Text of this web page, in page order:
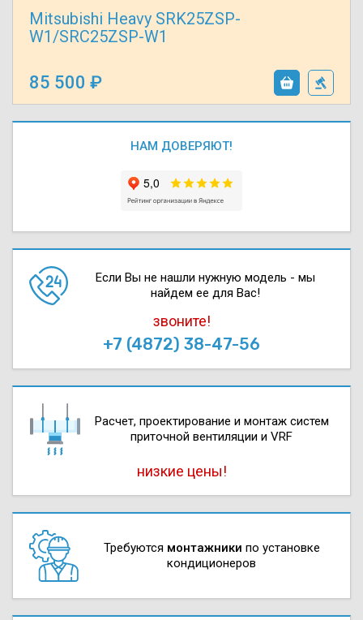
Mitsubishi Heavy SRK25ZSP-
W1/SRC25ZSP-W1
85 500
НАМ ДОВЕРЯЮТ!
Если Вы не нашли нужную модель - мы
найдем ее для Вас!
звоните!
+7 (4872) 38-47-56
Расчет, проектирова­ние и монтаж систем
приточной вентиляции и VRF
низкие цены!
Требуются монтажники по установке
кондиционеров